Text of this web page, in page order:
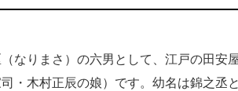
なりまさ）の六男として、江戸の田安
・木村正辰の娘）です。幼名は錦之丞と